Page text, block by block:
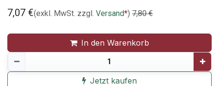
7,07 €(exkl. MwSt. zzgl. Versand*) 7,80€
In den Warenkorb
Jetzt kaufen